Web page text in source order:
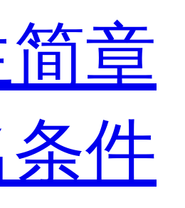
章
件